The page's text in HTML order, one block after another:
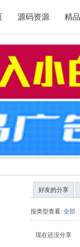
源码资源 精
好友的分享
按类型查看: 全部 |
现在还没分享